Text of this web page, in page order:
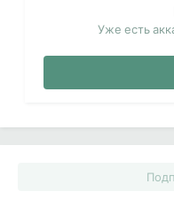
Уже есть